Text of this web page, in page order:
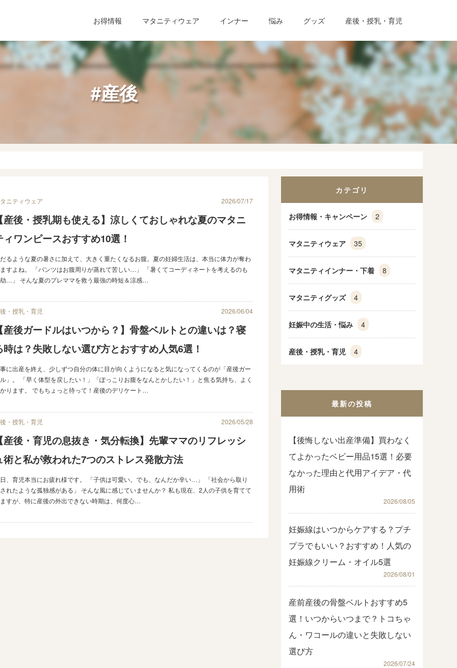
お得情報 マタニティウェア インナー 悩み グッズ 産後・授乳・育児
#産後
ニティウェア 2026/07/17
産後・授乳期も使える】涼しくておしゃれな夏のマタニ
ィワンピースおすすめ10選！
るような夏の暑さに加えて、大きく重たくなるお腹。夏の妊婦生活は、本当に体力が奪わ
すよね。 「パンツはお腹周りが蒸れて苦しい…」 「暑くてコーディネートを考えるのも
…」 そんな夏のプレママを救う最強の時短＆涼感…
・授乳・育児 2026/06/04
産後ガードルはいつから？】骨盤ベルトとの違いは？寝
時は？失敗しない選び方とおすすめ人気6選！
に出産を終え、少しずつ自分の体に目が向くようになると気になってくるのが「産後ガー
」。 「早く体型を戻したい！」「ぽっこりお腹をなんとかしたい！」と焦る気持ち、よく
ります。 でもちょっと待って！産後のデリケート…
・授乳・育児 2026/05/28
産後・育児の息抜き・気分転換】先輩ママのリフレッシ
術と私が救われた7つのストレス発散方法
、育児本当にお疲れ様です。 「子供は可愛い。でも、なんだか辛い…」 「社会から取り
れたような孤独感がある」 そんな風に感じていませんか？ 私も現在、2人の子供を育てて
すが、特に産後の外出できない時期は、何度心…
カテゴリ
お得情報・キャンペーン 2
マタニティウェア 35
マタニティインナー・下着 8
マタニティグッズ 4
妊娠中の生活・悩み 4
産後・授乳・育児 4
最新の投稿
【後悔しない出産準備】買わなく
てよかったベビー用品15選！必要
なかった理由と代用アイデア・代
用術
2026/08/05
妊娠線はいつからケアする？プチ
プラでもいい？おすすめ！人気の
妊娠線クリーム・オイル5選
2026/08/01
産前産後の骨盤ベルトおすすめ5
選！いつからいつまで？トコちゃ
ん・ワコールの違いと失敗しない
選び方
2026/07/24